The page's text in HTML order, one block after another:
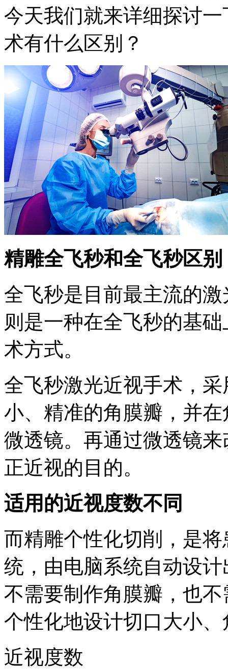
今天我们就来详细探讨
术有什么区别？
精雕全飞秒和全飞秒区别
全飞秒是目前最主流的
则是一种在全飞秒的基
术方式。
全飞秒激光近视手术，
小、精准的角膜瓣，并
微透镜。再通过微透镜
正近视的目的。
适用的近视度数不同
而精雕个性化切削，是
统，由电脑系统自动设
不需要制作角膜瓣，也
个性化地设计切口大小
近视度数